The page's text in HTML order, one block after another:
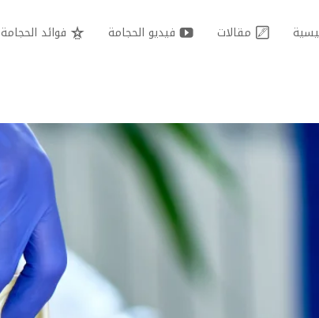
مقالات فيديو الحجامة فوائد الحجامة